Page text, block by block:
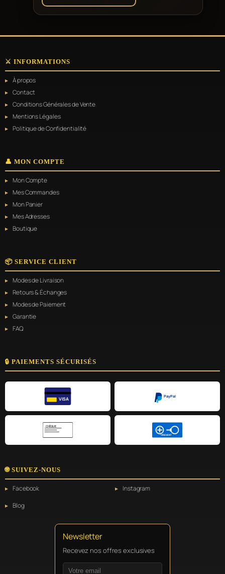
⚔️ INFORMATIONS
À propos
Contact
Conditions Générales de Vente
Mentions Légales
Politique de Confidentialité
👤 MON COMPTE
Mon Compte
Mes Commandes
Mon Panier
Mes Adresses
Boutique
📦 SERVICE CLIENT
Modes de Livraison
Retours & Échanges
Modes de Paiement
Garantie
FAQ
🔒 PAIEMENTS SÉCURISÉS
VISA
PayPal
CHÈQUE
VIREMENT
🌐 SUIVEZ-NOUS
Facebook
Instagram
Blog
Newsletter
Recevez nos offres exclusives